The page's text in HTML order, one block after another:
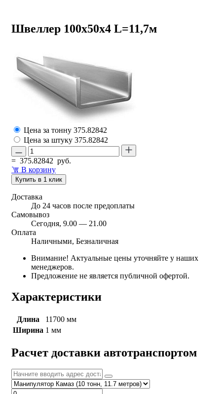
Швеллер 100х50х4 L=11,7м
Цена за тонну 375.82842
Цена за штуку 375.82842
= 375.82842 руб.
В корзину
Купить в 1 клик
Доставка
До 24 часов после предоплаты
Самовывоз
Сегодня, 9.00 — 21.00
Оплата
Наличными, Безналичная
Внимание! Актуальные цены уточняйте у наших
менеджеров.
Предложение не является публичной офертой.
Характеристики
Длина
11700 мм
Ширина 1 мм
Расчет доставки автотранспортом